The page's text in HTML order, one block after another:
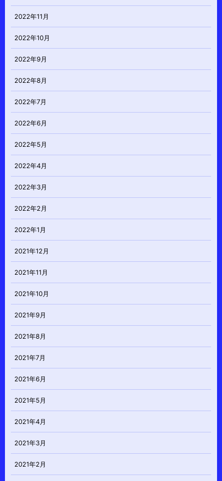
2022年11月
2022年10月
2022年9月
2022年8月
2022年7月
2022年6月
2022年5月
2022年4月
2022年3月
2022年2月
2022年1月
2021年12月
2021年11月
2021年10月
2021年9月
2021年8月
2021年7月
2021年6月
2021年5月
2021年4月
2021年3月
2021年2月